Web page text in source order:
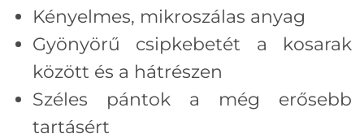
Kényelmes, mikroszálas anyag
Gyönyörű csipkebetét a kosarak
között és a hátrészen
Széles pántok a még erősebb
tartásért